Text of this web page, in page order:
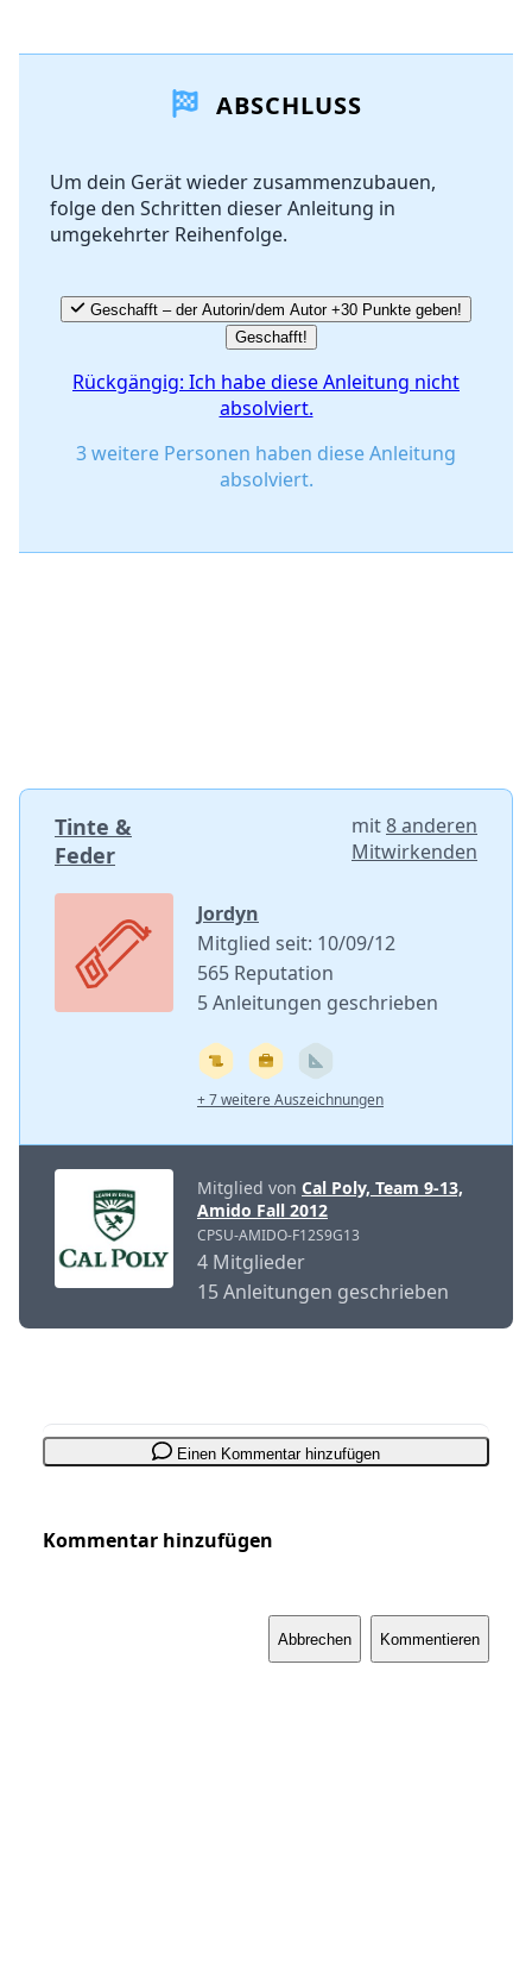
Kommentar hinzufügen
Abbrechen Kommentieren
ABSCHLUSS
Um dein Gerät wieder zusammenzubauen,
folge den Schritten dieser Anleitung in
umgekehrter Reihenfolge.
Geschafft – der Autorin/dem Autor +30 Punkte geben!
Geschafft!
Rückgängig: Ich habe diese Anleitung nicht
absolviert.
3 weitere Personen haben diese Anleitung
absolviert.
Tinte &
Feder
mit8 anderen
Mitwirkenden
Jordyn
Mitglied seit: 10/09/12
565 Reputation
5 Anleitungen geschrieben
+ 7 weitere Auszeichnungen
Mitglied von Cal Poly, Team 9-13,
Amido Fall 2012
CPSU-AMIDO-F12S9G13
4 Mitglieder
15 Anleitungen geschrieben
Einen Kommentar hinzufügen
Kommentar hinzufügen
Abbrechen Kommentieren